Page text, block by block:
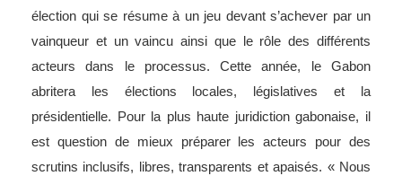
élection qui se résume à un jeu devant s’achever par un
vainqueur et un vaincu ainsi que le rôle des différents
acteurs dans le processus. Cette année, le Gabon
abritera les élections locales, législatives et la
présidentielle. Pour la plus haute juridiction gabonaise, il
est question de mieux préparer les acteurs pour des
scrutins inclusifs, libres, transparents et apaisés. « Nous